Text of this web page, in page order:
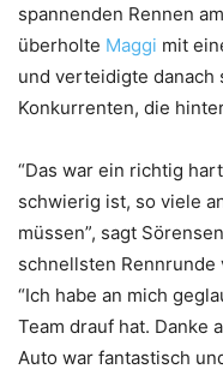
spannenden Rennen
überholte Maggi mit
und verteidigte
Konkurrenten, die
“Das war ein richtig
schwierig ist, so viele
müssen”, sagt
schnellsten
“Ich habe an mich
Team drauf hat. Danke
Auto war fantastisch